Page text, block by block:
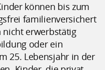
können bis zum
familienversichert
nicht erwerbstätig
oder ein
25. Lebensjahr in der